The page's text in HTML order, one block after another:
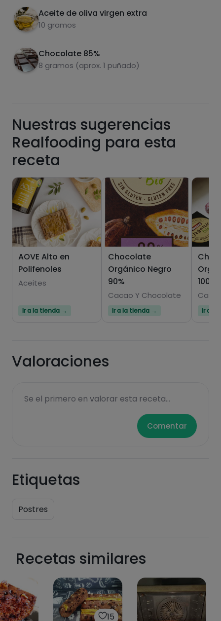
Aceite de oliva virgen extra
10 gramos
Chocolate 85%
8 gramos (aprox. 1 puñado)
de las recetas, y desbloquear muchas más
funcionalidades PLUS.
Pásate al PLUS
Nuestras sugerencias
Realfooding para esta
receta
AOVE Alto en
Polifenoles
Aceites
Ir a la tienda →
Chocolate
Orgánico Negro
90%
Cacao Y Chocolate
Ir a la tienda → Ir a
Valoraciones
Se el primero en valorar esta receta...
Comentar
Etiquetas
Postres
Recetas similares
15